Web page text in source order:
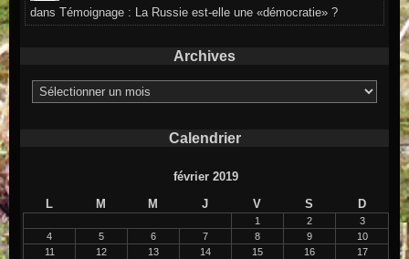
dansTémoignage : La Russie est-elle une «démocratie» ?
Archives
Archives
Calendrier
février 2019
L
M M J V S D
1 2
3
4
5 6 7 8 9
10
11
12 13 14 15 16
17